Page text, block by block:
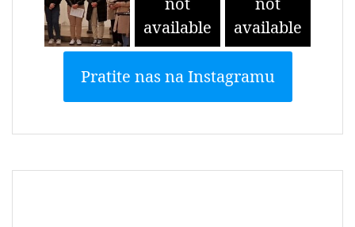
available
available
Pratite nas na Instagramu